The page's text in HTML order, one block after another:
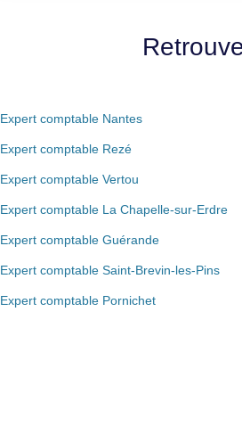
Expert comptable Nantes
Expert comptable Rezé
Expert comptable Vertou
Expert comptable La Chapelle-sur-Erdre
Expert comptable Guérande
Expert comptable Saint-Brevin-les-Pins
Expert comptable Pornichet